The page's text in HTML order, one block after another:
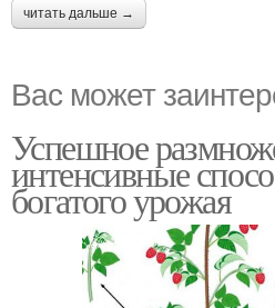
читать дальше →
Вас может
Успешное
интенсивные
богатого урожая